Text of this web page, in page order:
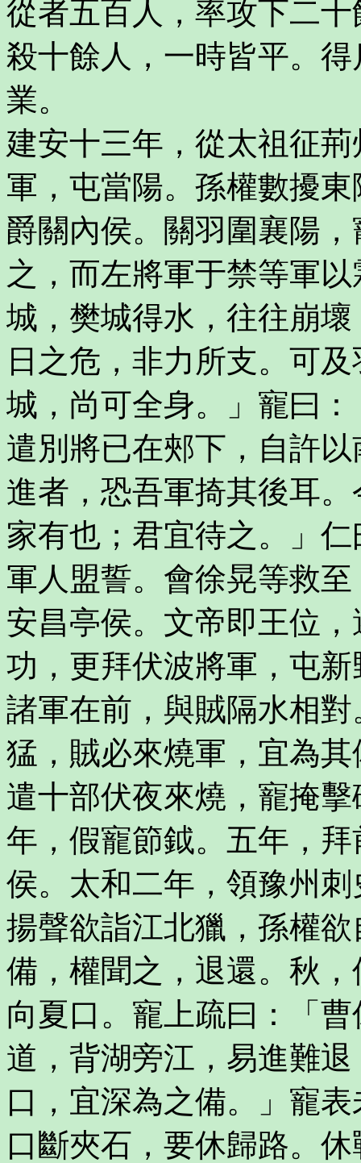
從者五百人，率攻下二
殺十餘人，一時皆平。
業。
建安十三年，從太祖征
軍，屯當陽。孫權數擾
爵關內侯。關羽圍襄陽
之，而左將軍于禁等軍
城，樊城得水，往往崩
日之危，非力所支。可
城，尚可全身。」寵曰
遣別將已在郟下，自許
進者，恐吾軍掎其後耳
家有也；君宜待之。」
軍人盟誓。會徐晃等救
安昌亭侯。文帝即王位
功，更拜伏波將軍，屯
諸軍在前，與賊隔水相
猛，賊必來燒軍，宜為
遣十部伏夜來燒，寵掩
年，假寵節鉞。五年，
侯。太和二年，領豫州
揚聲欲詣江北獵，孫權
備，權聞之，退還。秋
向夏口。寵上疏曰：「
道，背湖旁江，易進難
口，宜深為之備。」寵
口斷夾石，要休歸路。